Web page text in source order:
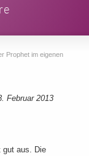
Prophet im eigenen
Februar 2013
gut aus. Die